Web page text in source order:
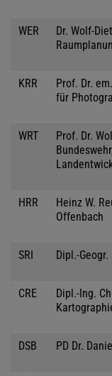
WER
Dr. Wolf-
KRR
Prof. Dr.
für
WRT
Prof. Dr.
HRR
Heinz W.
Offenbach
SRI Dipl.-
CRE
Dipl.-Ing.
DSB PD Dr.